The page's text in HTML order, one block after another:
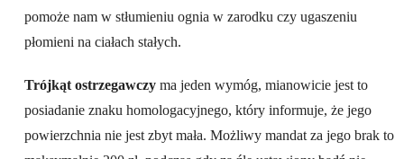
pomoże nam w stłumieniu ognia w zarodku czy ugaszeniu
płomieni na ciałach stałych.
Trójkąt ostrzegawczyma jeden wymóg, mianowicie jest to
posiadanie znaku homologacyjnego, który informuje, że jego
powierzchnia nie jest zbyt mała. Możliwy mandat za jego brak to